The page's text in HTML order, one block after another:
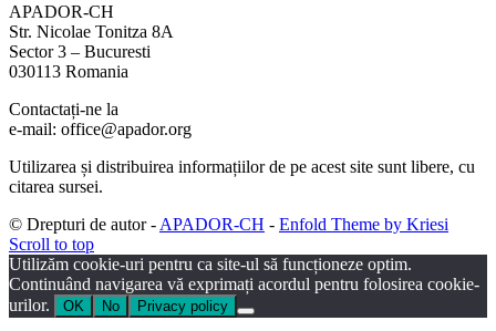
APADOR-CH
Str. Nicolae Tonitza 8A
Sector 3 – Bucuresti
030113 Romania
Contactați-ne la
e-mail: office@apador.org
Utilizarea și distribuirea informațiilor de pe acest site sunt libere, cu
citarea sursei.
© Drepturi de autor - APADOR-CH - Enfold Theme by Kriesi
Scroll to top
Utilizăm cookie-uri pentru ca site-ul să funcționeze optim.
Continuând navigarea vă exprimați acordul pentru folosirea cookie-
urilor.
OK No Privacy policy